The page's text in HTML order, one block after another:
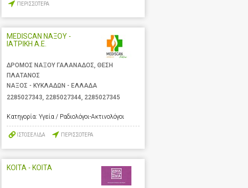
ΠΕΡΙΣΣΟΤΕΡΑ
MEDISCAN ΝΑΞΟΥ -
ΙΑΤΡΙΚΗ Α.Ε.
ΔΡΟΜΟΣ ΝΑΞΟΥ ΓΑΛΑΝΑΔΟΣ, ΘΕΣΗ
ΠΛΑΤΑΝΟΣ
ΝΑΞΟΣ - ΚΥΚΛΑΔΩΝ - ΕΛΛΑΔΑ
2285027343, 2285027344, 2285027345
Κατηγορία: Υγεία / Ραδιολόγοι-Ακτινολόγοι
ΙΣΤΟΣΕΛΙΔΑ ΠΕΡΙΣΣΟΤΕΡΑ
ΚΟΙΤΑ - ΚΟΙΤΑ